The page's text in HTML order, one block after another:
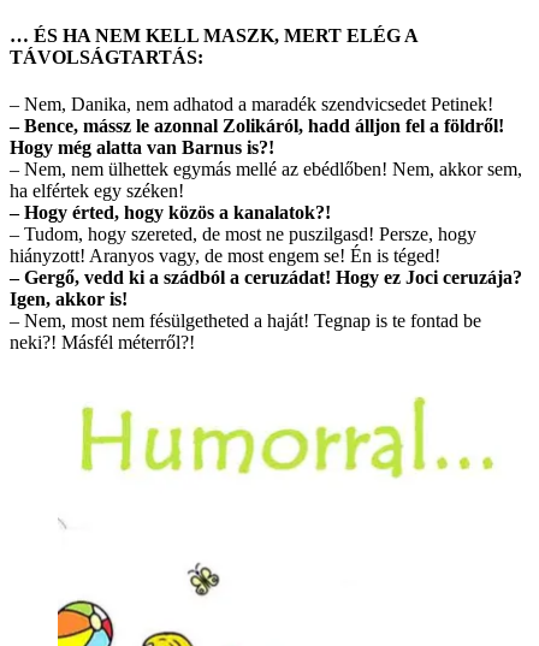
… ÉS HA NEM KELL MASZK, MERT ELÉG A
TÁVOLSÁGTARTÁS:
– Nem, Danika, nem adhatod a maradék szendvicsedet Petinek!
– Bence, mássz le azonnal Zolikáról, hadd álljon fel a földről!
Hogy még alatta van Barnus is?!
– Nem, nem ülhettek egymás mellé az ebédlőben! Nem, akkor sem,
ha elfértek egy széken!
– Hogy érted, hogy közös a kanalatok?!
– Tudom, hogy szereted, de most ne puszilgasd! Persze, hogy
hiányzott! Aranyos vagy, de most engem se! Én is téged!
– Gergő, vedd ki a szádból a ceruzádat! Hogy ez Joci ceruzája?
Igen, akkor is!
– Nem, most nem fésülgetheted a haját! Tegnap is te fontad be
neki?! Másfél méterről?!